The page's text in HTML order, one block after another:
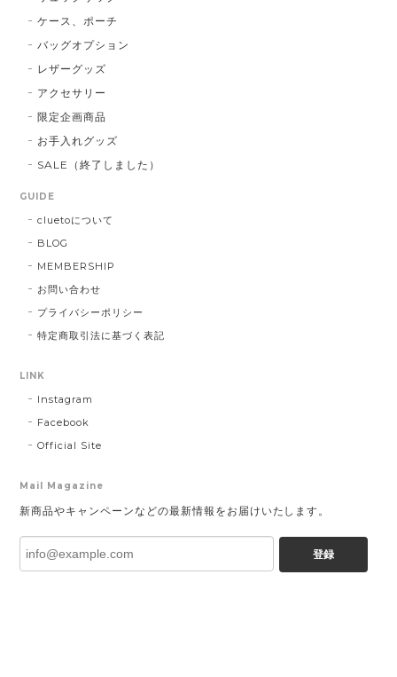
ケース、ポーチ
バッグオプション
レザーグッズ
アクセサリー
限定企画商品
お手入れグッズ
SALE（終了しました）
GUIDE
cluetoについて
BLOG
MEMBERSHIP
お問い合わせ
プライバシーポリシー
特定商取引法に基づく表記
LINK
Instagram
Facebook
Official Site
Mail Magazine
新商品やキャンペーンなどの最新情報をお届けいたします。
登録